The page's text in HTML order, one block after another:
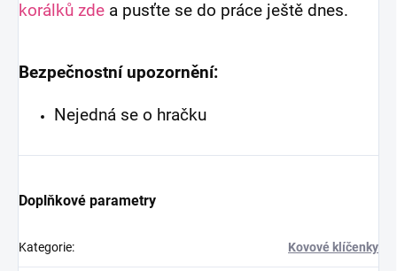
korálků zde a pusťte se do práce ještě dnes.
Bezpečnostní upozornění:
Nejedná se o hračku
Doplňkové parametry
Kategorie: Kovové klíčenky